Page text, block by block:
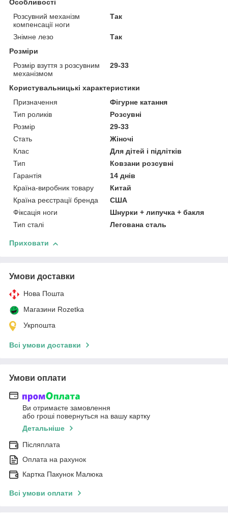
Особливості
Розсувний механізм
компенсації ноги
Так
Знімне лезо
Так
Розміри
Розмір взуття з розсувним
механізмом
29-33
Користувальницькі характеристики
Призначення
Фігурне катання
Тип роликів
Розсувні
Розмір
29-33
Стать
Жіночі
Клас
Для дітей і підлітків
Тип
Ковзани розсувні
Гарантія
14 днів
Країна-виробник товару
Китай
Країна реєстрації бренда
США
Фіксація ноги
Шнурки + липучка + бакля
Тип сталі
Легована сталь
Приховати
Умови доставки
Нова Пошта
Магазини Rozetka
Укрпошта
Всі умови доставки
Умови оплати
Ви отримаєте замовлення
або гроші повернуться на вашу картку
Детальніше
Післяплата
Оплата на рахунок
Картка Пакунок Малюка
Всі умови оплати